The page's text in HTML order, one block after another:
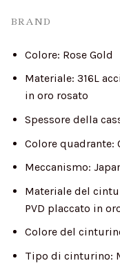
BRAND
Colore: Rose Gold
Materiale: 316L
in oro rosato
Spessore della
Colore quadrante:
Meccanismo:
Materiale del
PVD placcato in
Colore del
Tipo di cinturino: